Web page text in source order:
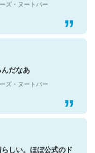
だなあ
しい。ほぼ公式のド